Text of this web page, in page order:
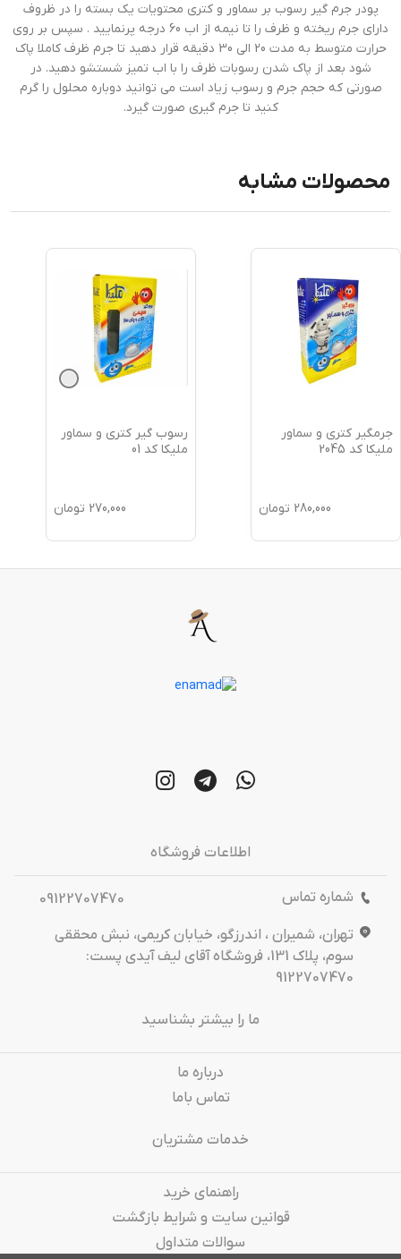
پودر جرم گیر رسوب بر سماور و کتری محتویات یک بسته را در ظروف
دارای جرم ریخته و ظرف را تا نیمه از اب 60 درجه پرنمایید ‏.‏ سپس بر روی
حرارت متوسط به مدت 20 الی 30 دقیقه قرار دهید تا جرم ظرف کاملا پاک
شود بعد از پاک شدن رسوبات ظرف را با اب تمیز شستشو دهید‏.‏ در
صورتی که حجم جرم و رسوب زیاد است می توانید دوباره محلول را گرم
کنید تا جرم گیری صورت گیرد‏.‏
محصولات مشابه
جرمگیر کتری و سماور
ملیکا کد 2045
280,000 تومان
رسوب گیر کتری و سماور
ملیکا کد 01
270,000 تومان
اطلاعات فروشگاه
شماره تماس
09122707470
تهران، شمیران ، اندرزگو، خیابان کریمی، نبش محققی
سوم، پلاک 131، فروشگاه آقای لیف آیدی پست:
9122707470
ما را بیشتر بشناسید
درباره‌ ما
تماس باما
خدمات مشتریان
راهنمای خرید
قوانین سایت و شرایط بازگشت
سوالات متداول